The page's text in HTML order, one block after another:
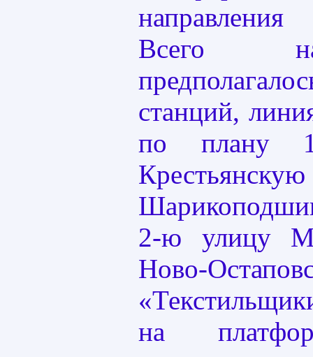
Всего
станций,
по плану
2-ю улицу
Ново-
на